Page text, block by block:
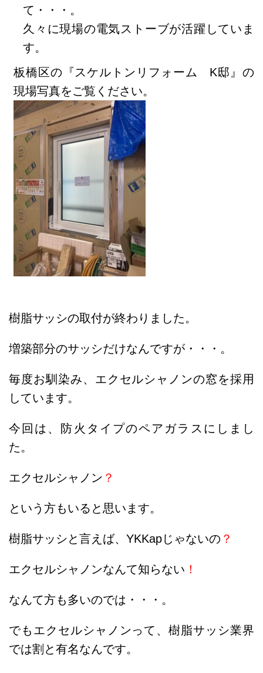
て・・・。
久々に現場の電気ストーブが活躍していま
す。
板橋区の『スケルトンリフォーム K邸』の
現場写真をご覧ください。
樹脂サッシの取付が終わりました。
増築部分のサッシだけなんですが・・・。
毎度お馴染み、エクセルシャノンの窓を採用
しています。
今回は、防火タイプのペアガラスにしまし
た。
エクセルシャノン ？
という方もいると思います。
樹脂サッシと言えば、YKKapじゃないの ？
エクセルシャノンなんて知らない ！
なんて方も多いのでは・・・。
でもエクセルシャノンって、樹脂サッシ業界
では割と有名なんです。